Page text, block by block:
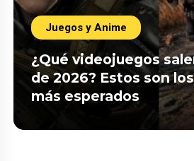
Juegos y Anime
¿Qué videojuegos
de 2026? Estos son
más esperados